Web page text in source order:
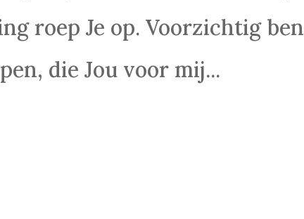
roep Je op. Voorzichtig ben
die Jou voor mij...